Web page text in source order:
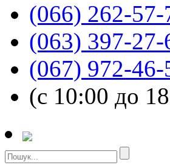
(066) 262-57-
(063) 397-27-
(067) 972-46-
(с 10:00 до